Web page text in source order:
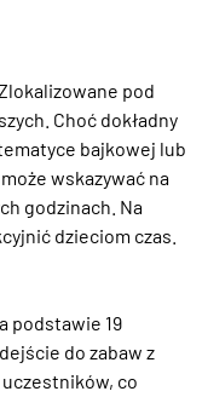
pod
Choć dokładny
bajkowej lub
wskazywać na
godzinach. Na
dzieciom czas.
podstawie 19
do zabaw z
co